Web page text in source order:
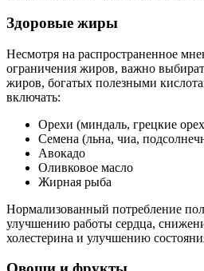
Здоровые жиры
Несмотря на распространенное
ограничения жиров, важно
жиров, богатых полезными
включать:
Орехи (миндаль, грецкие
Семена (льна, чиа,
Авокадо
Оливковое масло
Жирная рыба
Нормализованный потребление
улучшению работы сердца,
холестерина и улучшению